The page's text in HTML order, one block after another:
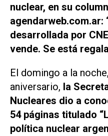
nuclear, en su
agendarweb.com.ar:
desarrollada por
vende. Se está
El domingo a la
aniversario, la
Nucleares dio a
54 páginas titulado
política nuclear